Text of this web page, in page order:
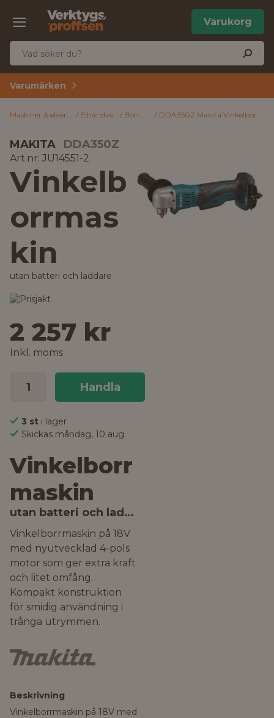
Varukorg
Varumärken
Maskiner & elverktyg Elhandverktyg Borrmaskiner DDA350Z Makita Vinkelborrmaskin utan batteri och laddare
MAKITA DDA350Z
Art.nr: JU14551-2
Vinkelb
orrmas
kin
utan batteri och laddare
2 257 kr
Inkl. moms
Handla
3 st i lager
Skickas måndag, 10 aug.
Vinkelborr
maskin
utan batteri och laddare
Vinkelborrmaskin på 18V
med nyutvecklad 4-pols
motor som ger extra kraft
och litet omfång.
Kompakt konstruktion
för smidig användning i
trånga utrymmen.
Beskrivning
Vinkelborrmaskin på 18V med